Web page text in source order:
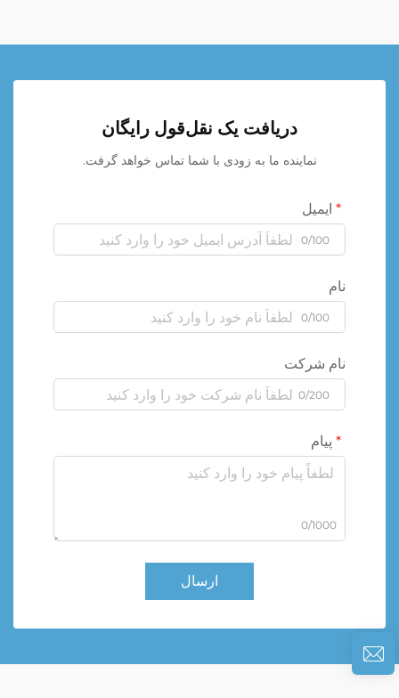
دریافت یک نقل‌قول رایگان
نماینده ما به زودی با شما تماس خواهد گرفت.
ایمیل
0/100
نام
0/100
نام شرکت
0/200
پیام
0/1000
ارسال